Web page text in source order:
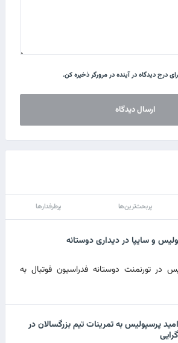
درج دیدگاه در آینده در مرورگر ذخیره کن.
پربحث‌ترین‌ها پرطرفدارها
و سایپا در دیداری دوستانه
در تورنمنت دوستانه فدراسیون فوتبال به
پرسپولیس به تمرینات تیم بزرگسالان در